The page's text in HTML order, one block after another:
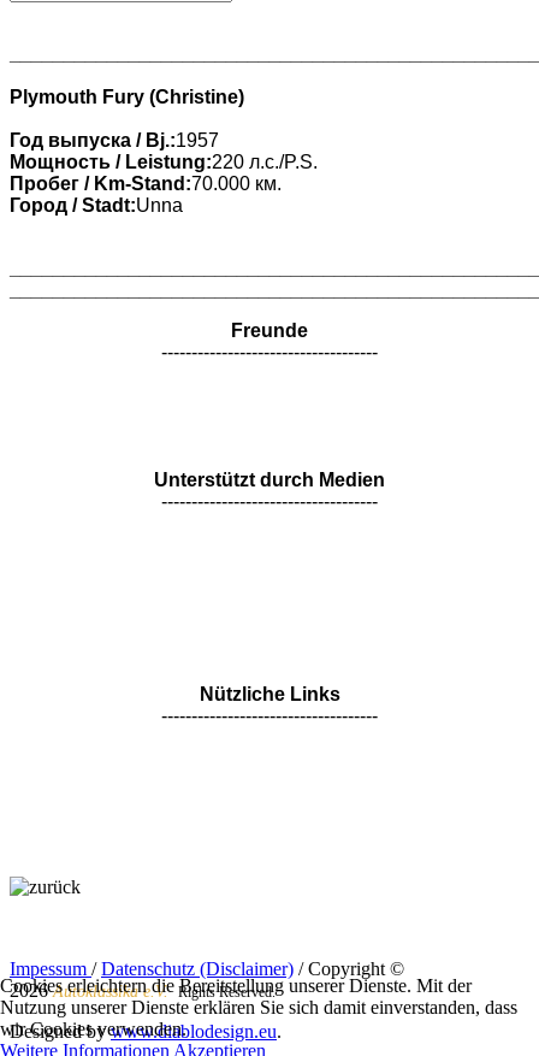
Plymouth Fury (Christine)
Год выпуска / Bj.:1957
Мощность / Leistung:220 л.с./P.S.
Пробег / Km-Stand:70.000 км.
Город / Stadt:Unna
Freunde
------------------------------------
Unterstützt durch Medien
------------------------------------
Nützliche Links
------------------------------------
Impessum /Datenschutz (Disclaimer) / Copyright ©
2026Autoklassika e.V. Rights Reserved.
Designed bywww.diablodesign.eu.
Cookies erleichtern die Bereitstellung unserer Dienste. Mit der
Nutzung unserer Dienste erklären Sie sich damit einverstanden, dass
wir Cookies verwenden.
Weitere Informationen Akzeptieren